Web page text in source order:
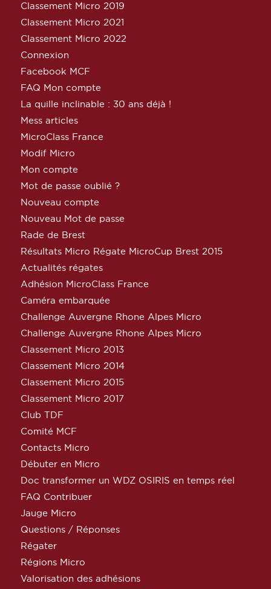
Classement Micro 2019
Classement Micro 2021
Classement Micro 2022
Connexion
Facebook MCF
FAQ Mon compte
La quille inclinable : 30 ans déjà !
Mess articles
MicroClass France
Modif Micro
Mon compte
Mot de passe oublié ?
Nouveau compte
Nouveau Mot de passe
Rade de Brest
Résultats Micro Régate MicroCup Brest 2015
Actualités régates
Adhésion MicroClass France
Caméra embarquée
Challenge Auvergne Rhone Alpes Micro
Challenge Auvergne Rhone Alpes Micro
Classement Micro 2013
Classement Micro 2014
Classement Micro 2015
Classement Micro 2017
Club TDF
Comité MCF
Contacts Micro
Débuter en Micro
Doc transformer un WDZ OSIRIS en temps réel
FAQ Contribuer
Jauge Micro
Questions / Réponses
Régater
Régions Micro
Valorisation des adhésions